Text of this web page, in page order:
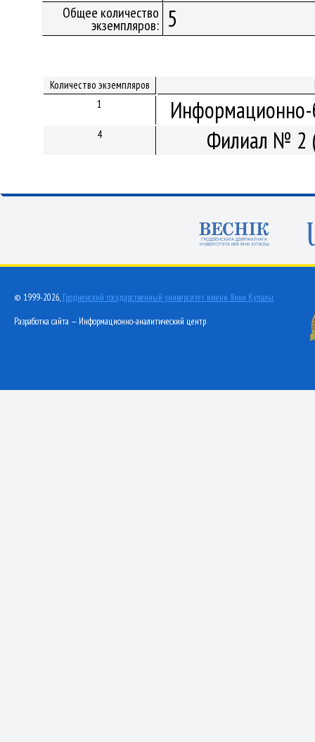
Общее количество
экземпляров: 5
Количество экземпляров
1
Информационно-
4 Филиал № 2
© 1999-2026, Гродненский государственный университет имени Янки Купалы
Разработка сайта — Информационно-аналитический центр